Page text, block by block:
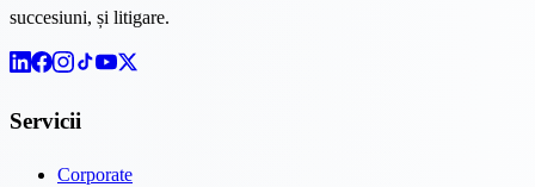
succesiuni, și litigare.
Servicii
Corporate